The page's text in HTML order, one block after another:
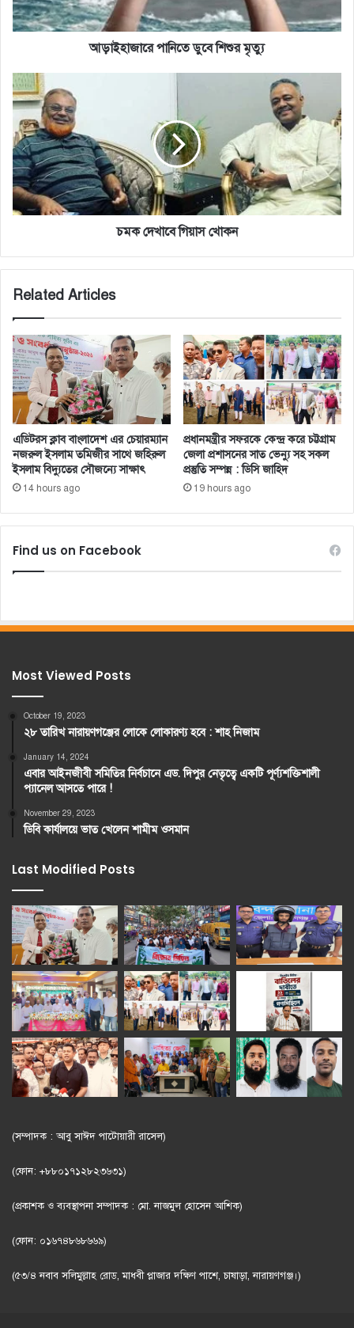
আড়াইহাজারে পানিতে ডুবে শিশুর মৃত্যু
চমক
দেখাবে
গিয়াস
খোকন
চমক দেখাবে গিয়াস খোকন
Related Articles
এডিটরস ক্লাব বাংলাদেশ এর চেয়ারম্যান
নজরুল ইসলাম তমিজীর সাথে জহিরুল
ইসলাম বিদ্যুতের সৌজন্যে সাক্ষাৎ
14 hours ago
প্রধানমন্ত্রীর সফরকে কেন্দ্র করে চট্টগ্রাম
জেলা প্রশাসনের সাত ভেন্যু সহ সকল
প্রস্তুতি সম্পন্ন : ডিসি জাহিদ
19 hours ago
Find us on Facebook
Most Viewed Posts
October 19, 2023
২৮ তারিখ নারায়ণগঞ্জের লোকে লোকারণ্য হবে : শাহ নিজাম
January 14, 2024
এবার আইনজীবী সমিতির নির্বচানে এড. দিপুর নেতৃত্বে একটি পূর্ণ্যশক্তিশালী
প্যানেল আসতে পারে !
November 29, 2023
ডিবি কার্যালয়ে ভাত খেলেন শামীম ওসমান
Last Modified Posts
(সম্পাদক : আবু সাঈদ পাটোয়ারী রাসেল)
(ফোন: +৮৮০১৭১২৮২৩৬৩১)
(প্রকাশক ও ব্যবস্থাপনা সম্পাদক : মো. নাজমুল হোসেন আশিক)
(ফোন: ০১৬৭৪৮৬৮৬৬৯)
(৫৩/৪ নবাব সলিমুল্লাহ রোড, মাধবী প্লাজার দক্ষিণ পাশে, চাষাড়া, নারায়ণগঞ্জ।)